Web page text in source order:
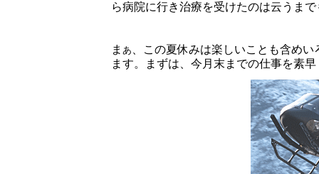
ら病院に行き治療を受けたのは云うま
ま あ
、この夏休みは楽しいことも含め
ます。まずは、今月末までの仕事を素